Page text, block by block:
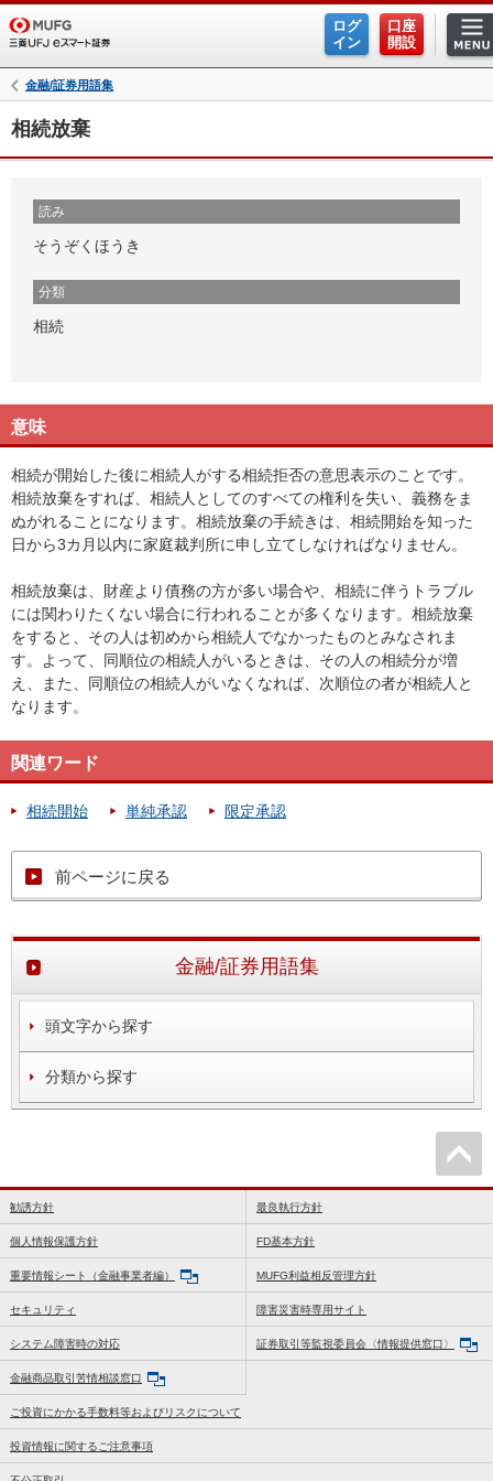
ログ
イン
口座
開設
金融/証券用語集
相続放棄
読み
そうぞくほうき
分類
相続
意味
相続が開始した後に相続人がする相続拒否の意思表示のことです。
相続放棄をすれば、相続人としてのすべての権利を失い、義務をま
ぬがれることになります。相続放棄の手続きは、相続開始を知った
日から3カ月以内に家庭裁判所に申し立てしなければなりません。
相続放棄は、財産より債務の方が多い場合や、相続に伴うトラブル
には関わりたくない場合に行われることが多くなります。相続放棄
をすると、その人は初めから相続人でなかったものとみなされま
す。よって、同順位の相続人がいるときは、その人の相続分が増
え、また、同順位の相続人がいなくなれば、次順位の者が相続人と
なります。
関連ワード
相続開始 単純承認 限定承認
前ページに戻る
金融/証券用語集
頭文字から探す
分類から探す
勧誘方針 最良執行方針
個人情報保護方針 FD基本方針
重要情報シート（金融事業者編） MUFG利益相反管理方針
セキュリティ 障害災害時専用サイト
システム障害時の対応 証券取引等監視委員会〈情報提供窓口〉
金融商品取引苦情相談窓口
ご投資にかかる手数料等およびリスクについて
投資情報に関するご注意事項